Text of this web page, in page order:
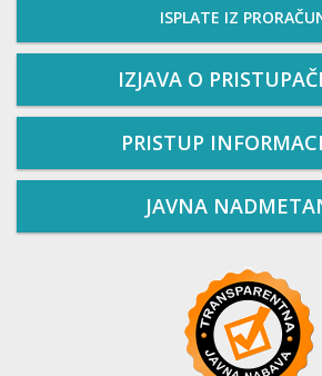
ISPLATE IZ
IZJAVA O
PRISTUP
JAVNA